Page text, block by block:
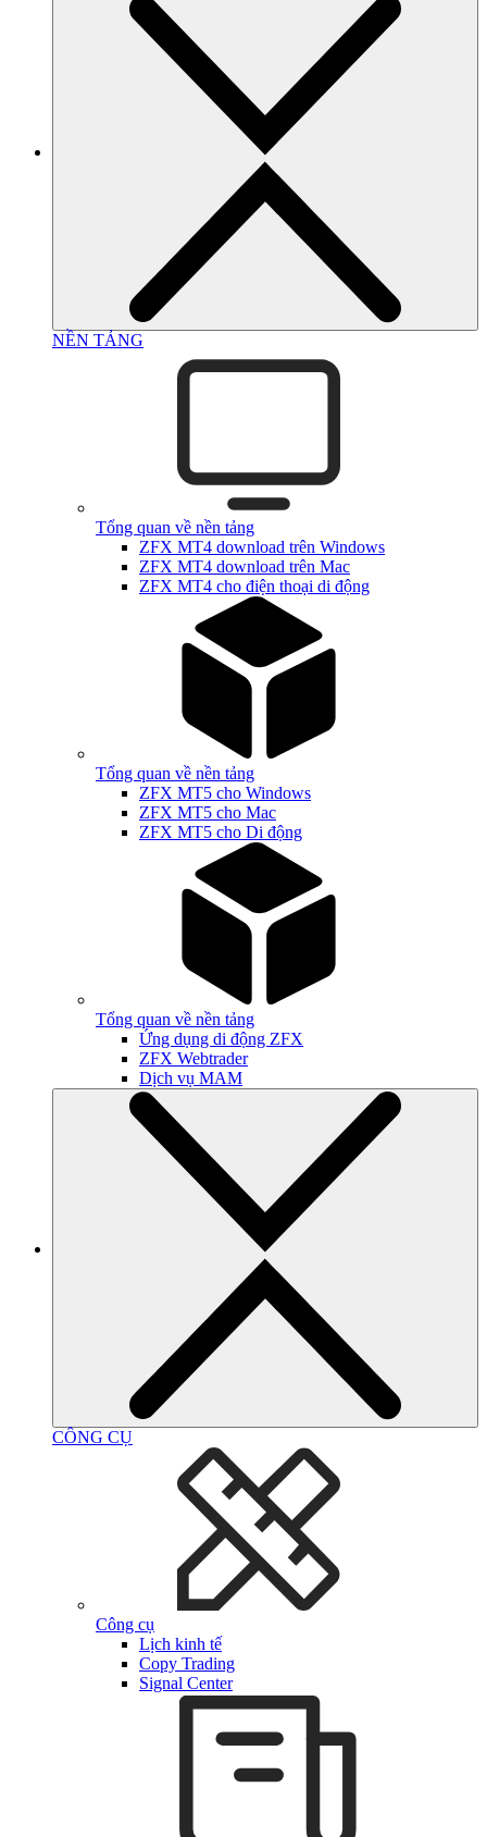
NỀN TẢNG
Tổng quan về nền tảng
ZFX MT4 download trên Windows
ZFX MT4 download trên Mac
ZFX MT4 cho điện thoại di động
Tổng quan về nền tảng
ZFX MT5 cho Windows
ZFX MT5 cho Mac
ZFX MT5 cho Di động
Tổng quan về nền tảng
Ứng dụng di động ZFX
ZFX Webtrader
Dịch vụ MAM
CÔNG CỤ
Công cụ
Lịch kinh tế
Copy Trading
Signal Center